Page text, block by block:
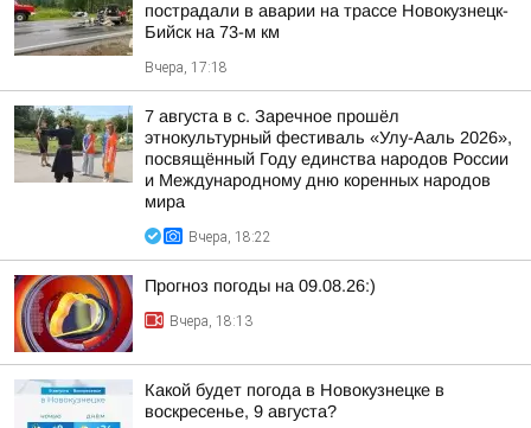
пострадали в аварии на трассе Новокузнецк-
Бийск на 73-м км
Вчера, 17:18
7 августа в с. Заречное прошёл
этнокультурный фестиваль «Улу-Ааль 2026»,
посвящённый Году единства народов России
и Международному дню коренных народов
мира
Вчера, 18:22
Прогноз погоды на 09.08.26:)
Вчера, 18:13
Какой будет погода в Новокузнецке в
воскресенье, 9 августа?